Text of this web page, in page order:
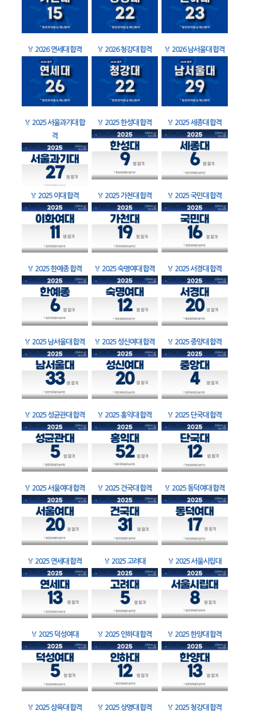
🏅 2026 연세대 합격 🏅 2026 청강대 합격 🏅 2026 남서울대 합격
🏅 2025 서울과기대 합
격
🏅 2025 한성대 합격 🏅 2025 세종대 합격
🏅 2025 이대 합격 🏅 2025 가천대 합격 🏅 2025 국민대 합격
🏅 2025 한예종 합격 🏅 2025 숙명여대 합격 🏅 2025 서경대 합격
🏅 2025 남서울대 합격 🏅 2025 성신여대 합격 🏅 2025 중앙대 합격
🏅 2025 성균관대 합격 🏅 2025 홍익대 합격 🏅 2025 단국대 합격
🏅 2025 서울여대 합격 🏅 2025 건국대 합격 🏅 2025 동덕여대 합격
🏅 2025 연세대 합격 🏅 2025 고려대 🏅 2025 서울시립대
🏅 2025 덕성여대 🏅 2025 인하대 합격 🏅 2025 한양대 합격
🏅 2025 삼육대 합격 🏅 2025 상명대 합격 🏅 2025 청강대 합격